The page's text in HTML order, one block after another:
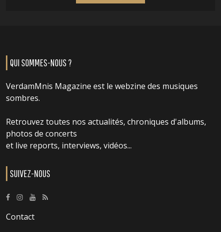
QUI SOMMES-NOUS ?
VerdamMnis Magazine est le webzine des musiques
sombres.
Retrouvez toutes nos actualités, chroniques d'albums,
photos de concerts
et live reports, interviews, vidéos...
SUIVEZ-NOUS
Contact